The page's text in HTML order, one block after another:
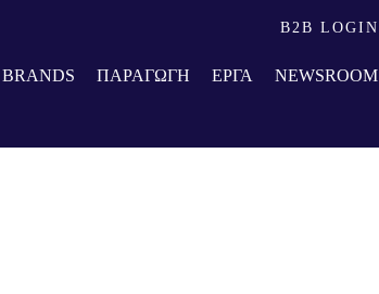
B2B LOGIN
BRANDS ΠΑΡΑΓΩΓΗ ΕΡΓΑ NEWSROOM